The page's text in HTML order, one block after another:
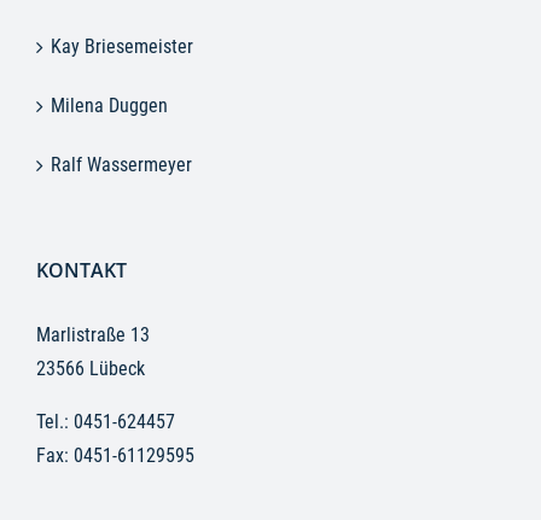
Kay Briesemeister
Milena Duggen
Ralf Wassermeyer
KONTAKT
Marlistraße 13
23566 Lübeck
Tel.: 0451-624457
Fax: 0451-61129595